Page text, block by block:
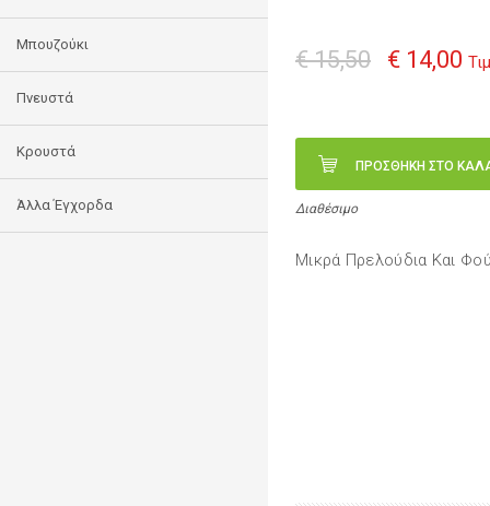
Μπουζούκι
Πνευστά
Κρουστά
Άλλα Έγχορδα
€ 15,50 € 14,00
ΠΡΟΣΘΗΚΗ ΣΤΟ
Διαθέσιμο
Μικρά Πρελούδια Και